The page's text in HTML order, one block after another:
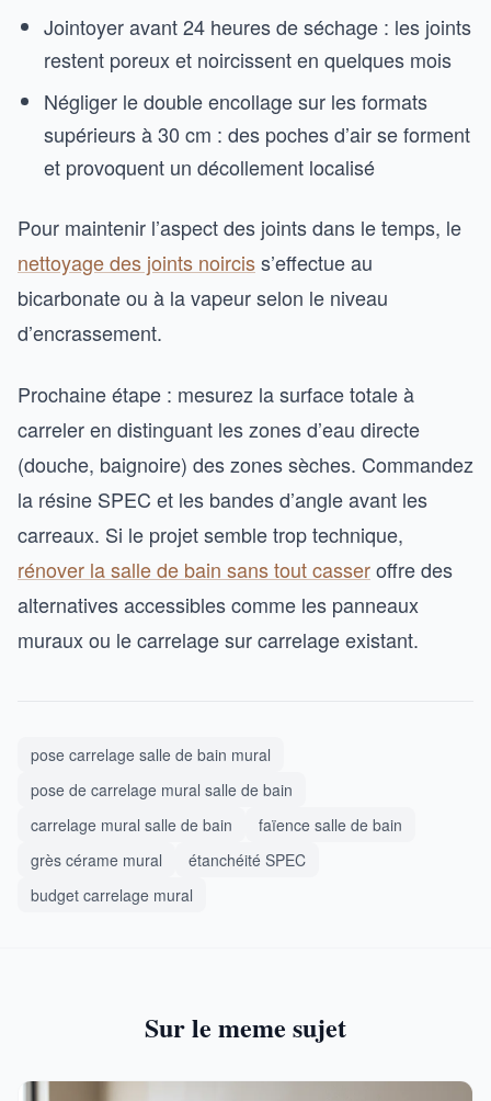
Jointoyer avant 24 heures de séchage : les joints
restent poreux et noircissent en quelques mois
Négliger le double encollage sur les formats
supérieurs à 30 cm : des poches d’air se forment
et provoquent un décollement localisé
Pour maintenir l’aspect des joints dans le temps, le
nettoyage des joints noirciss’effectue au
bicarbonate ou à la vapeur selon le niveau
d’encrassement.
Prochaine étape : mesurez la surface totale à
carreler en distinguant les zones d’eau directe
(douche, baignoire) des zones sèches. Commandez
la résine SPEC et les bandes d’angle avant les
carreaux. Si le projet semble trop technique,
rénover la salle de bain sans tout casseroffre des
alternatives accessibles comme les panneaux
muraux ou le carrelage sur carrelage existant.
pose carrelage salle de bain mural
pose de carrelage mural salle de bain
carrelage mural salle de bain
faïence salle de bain
grès cérame mural
étanchéité SPEC
budget carrelage mural
Sur le meme sujet